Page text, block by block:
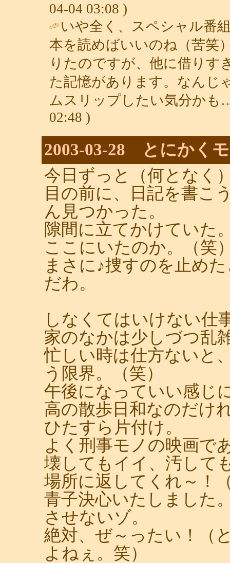
04-04 03:08 )
いや全く、スペシャル番
本を読めばいいのね（苦笑
りたのですが、他に借りす
た記憶があります。なんじ
ムスリップしたい気分か
02:48 )
2003-03-28 とにかく
今日ずっと（何となく
目の前に、日記を書こ
ん見つかった。
隙間に立てかけていた
ここにいたのか。（笑
まさに♪捜すのを止め
だわ。
しなくてはいけない仕
家のなかは少しづつ乱
忙しい時は仕方ないと
う限界。（笑）
午後になっていい感じ
高の散歩日和なのだけ
ひたすら片付け。
よく刑事モノの映画で
壊してもイイ、汚して
場所に返してくれ～！
青子決心いたしました
させないゾ。
絶対、ぜ～ったい！（
よねぇ。笑）